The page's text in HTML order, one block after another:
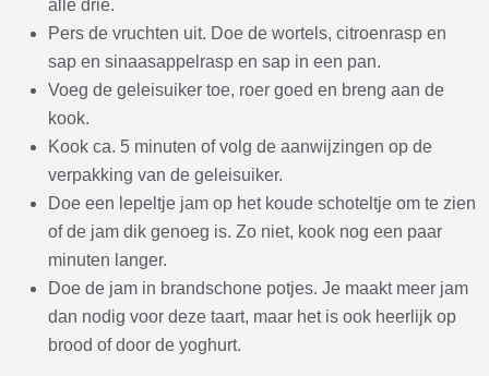
alle drie.
Pers de vruchten uit. Doe de wortels, citroenrasp en
sap en sinaasappelrasp en sap in een pan.
Voeg de geleisuiker toe, roer goed en breng aan de
kook.
Kook ca. 5 minuten of volg de aanwijzingen op de
verpakking van de geleisuiker.
Doe een lepeltje jam op het koude schoteltje om te zien
of de jam dik genoeg is. Zo niet, kook nog een paar
minuten langer.
Doe de jam in brandschone potjes. Je maakt meer jam
dan nodig voor deze taart, maar het is ook heerlijk op
brood of door de yoghurt.